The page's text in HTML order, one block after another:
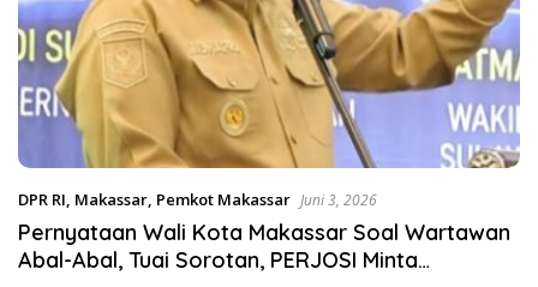
DPR RI, Makassar, Pemkot Makassar Juni 3, 2026
Pernyataan Wali Kota Makassar Soal Wartawan
Abal-Abal, Tuai Sorotan, PERJOSI Minta